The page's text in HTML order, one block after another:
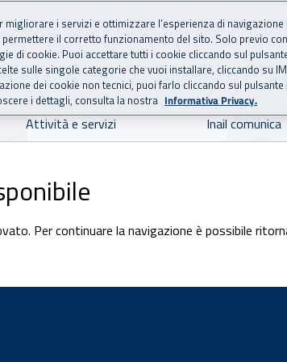
Nazionale per
Attività e servizi Inail comunica
Per continuare la navigazione è possibile
i servizi e ottimizzare l’esperienza di navigazione
il corretto funzionamento del sito. Solo previo
di cookie. Puoi accettare tutti i cookie cliccando sul pulsante
sulle singole categorie che vuoi installare, cliccando su
dei cookie non tecnici, puoi farlo cliccando sul pulsante
i dettagli, consulta la nostra Informativa Privacy.